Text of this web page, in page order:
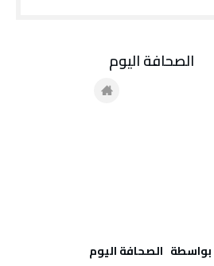
‬الصحافة‭ ‬اليوم